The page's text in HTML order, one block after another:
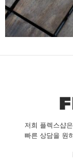
저희 플렉스샵
빠른 상담을 원